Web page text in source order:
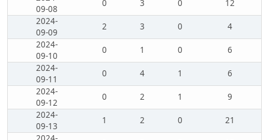
09-08
0 3 0
12
2024-
09-09
2 3 0
4
2024-
09-10
0 1 0
6
2024-
09-11
0 4 1
6
2024-
09-12
0 2 1
9
2024-
09-13
1 2 0
21